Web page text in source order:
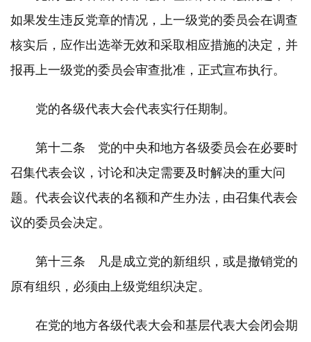
如果发生违反党章的情况，上一级党的委员会在调查
核实后，应作出选举无效和采取相应措施的决定，并
报再上一级党的委员会审查批准，正式宣布执行。
党的各级代表大会代表实行任期制。
第十二条 党的中央和地方各级委员会在必要时
召集代表会议，讨论和决定需要及时解决的重大问
题。代表会议代表的名额和产生办法，由召集代表会
议的委员会决定。
第十三条 凡是成立党的新组织，或是撤销党的
原有组织，必须由上级党组织决定。
在党的地方各级代表大会和基层代表大会闭会期